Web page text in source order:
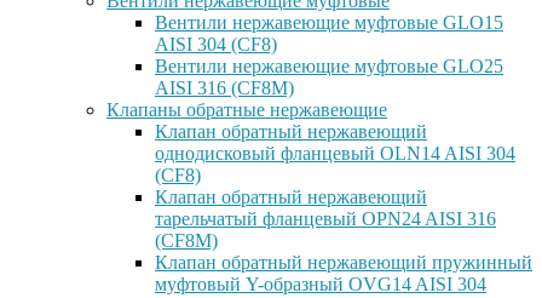
Вентили нержавеющие муфтовые GLO15
AISI 304 (CF8)
Вентили нержавеющие муфтовые GLO25
AISI 316 (CF8M)
Клапаны обратные нержавеющие
Клапан обратный нержавеющий
однодисковый фланцевый OLN14 AISI 304
(CF8)
Клапан обратный нержавеющий
тарельчатый фланцевый OPN24 AISI 316
(CF8M)
Клапан обратный нержавеющий пружинный
муфтовый Y-образный OVG14 AISI 304